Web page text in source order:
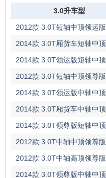
轴中顶ZD253.0升车型
2012款 3.0T短轴中顶领运版
国III
2014款 3.0T厢货车短轴中顶
ZD30
2014款 3.0T领运版短轴中顶
ZD30
2012款 3.0T短轴中顶领尊版
国III
2014款 3.0T领运版中轴中顶
ZD30
2014款 3.0T厢货车中轴中顶
ZD30
2014款 3.0T领尊版短轴中顶
ZD30
2012款 3.0T中轴中顶领尊版
国III
2012款 3.0T中轴高顶领尊版
国III
2014款 3.0T领尊版中轴中顶